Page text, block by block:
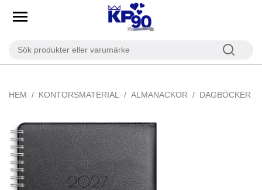
HEM KONTORSMATERIAL ALMANACKOR DAGBÖCKER